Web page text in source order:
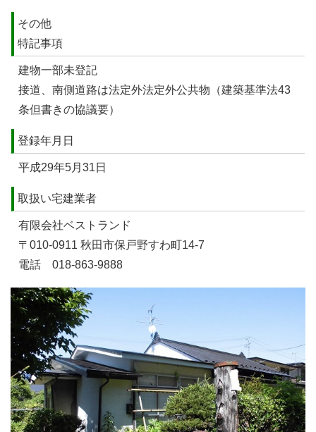
その他
特記事項
建物一部未登記
接道、南側道路は法定外法定外公共物（建築基準法43
条但書きの協議要）
登録年月日
平成29年5月31日
取扱い宅建業者
有限会社ベストランド
〒010-0911 秋田市保戸野すわ町14-7
電話 018-863-9888